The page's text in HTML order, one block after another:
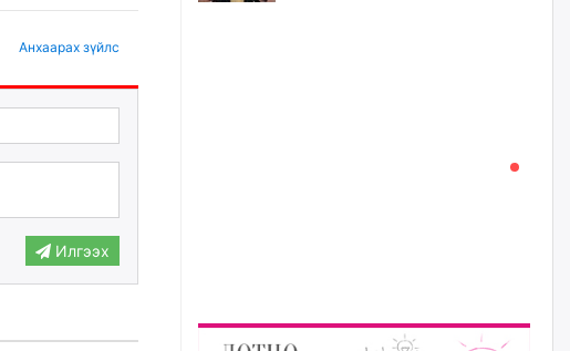
Анхаарах зүйлс
Илгээх
“Хотын дарга сонсож байна”